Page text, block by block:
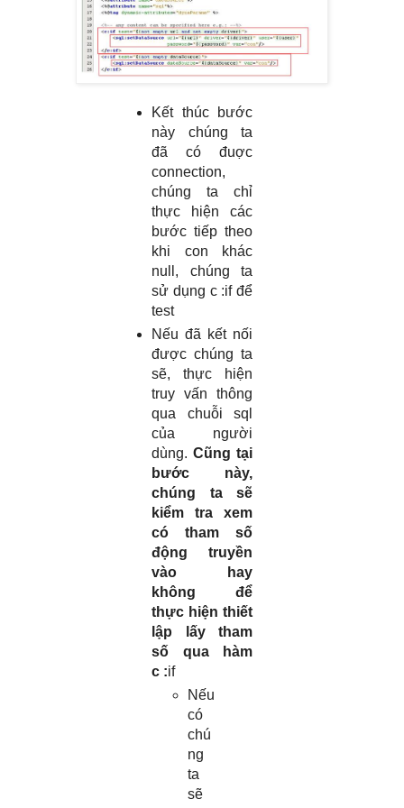
Kết thúc bước
này chúng ta
đã có đuợc
connection,
chúng ta chỉ
thực hiện các
bước tiếp theo
khi con khác
null, chúng ta
sử dụng c :if để
test
Nếu đã kết nối
được chúng ta
sẽ, thực hiện
truy vấn thông
qua chuỗi sql
của người
dùng. Cũng tại
bước này,
chúng ta sẽ
kiểm tra xem
có tham số
động truyền
vào hay
không để
thực hiện thiết
lập lấy tham
số qua hàm
c :if
Nếu
có
chú
ng
ta
sẽ